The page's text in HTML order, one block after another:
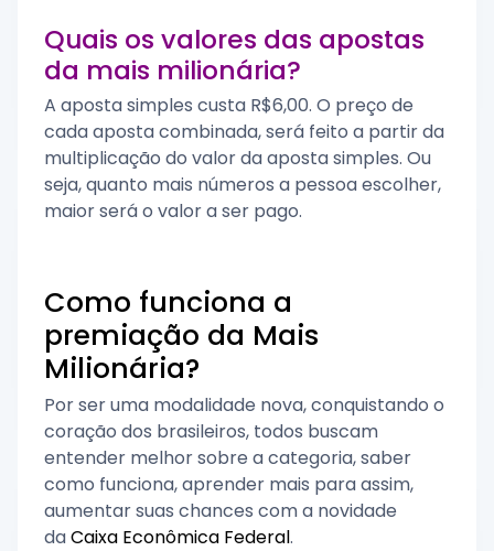
Quais os valores das apostas
da mais milionária?
A aposta simples custa R$6,00. O preço de
cada aposta combinada, será feito a partir da
multiplicação do valor da aposta simples. Ou
seja, quanto mais números a pessoa escolher,
maior será o valor a ser pago.
Como funciona a
premiação da Mais
Milionária?
Por ser uma modalidade nova, conquistando o
coração dos brasileiros, todos buscam
entender melhor sobre a categoria, saber
como funciona, aprender mais para assim,
aumentar suas chances com a novidade
daCaixa Econômica Federal.